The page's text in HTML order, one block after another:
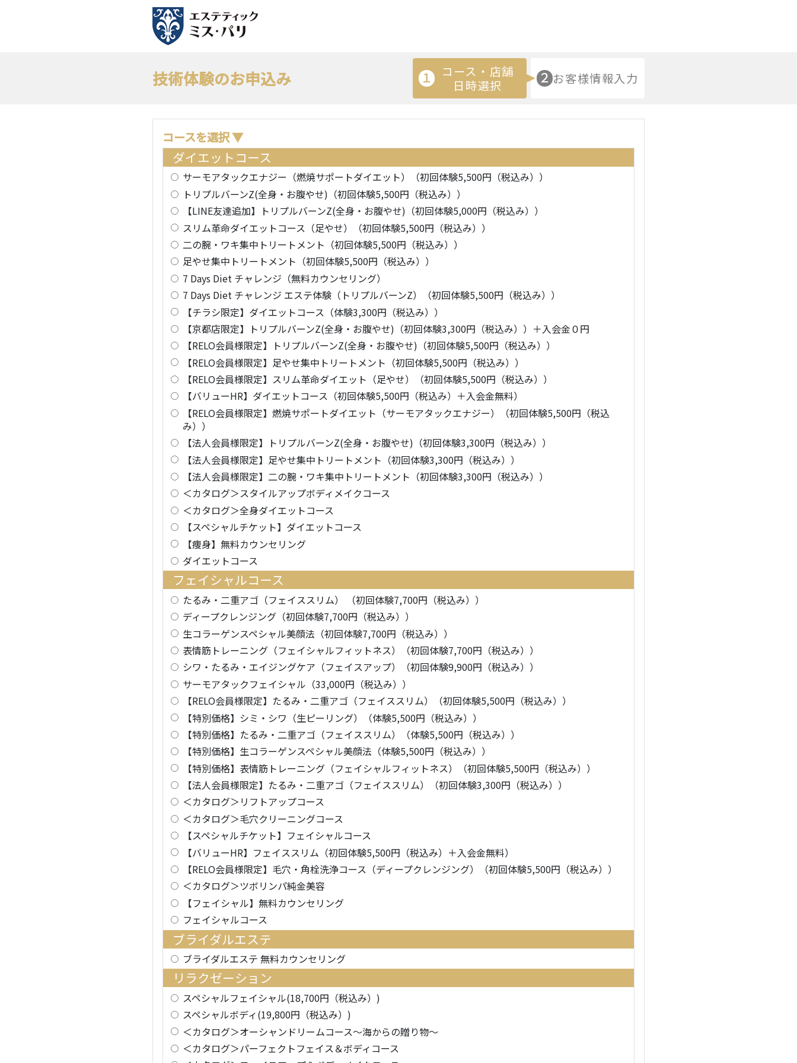
技術体験のお申込み １
コース・店舗
日時選択
２お客様情報入力
コースを選択 ▼
ダイエットコース
サーモアタックエナジー（燃焼サポートダイエット）（初回体験5,500円（税込み））
トリプルバーンZ(全身・お腹やせ)（初回体験5,500円（税込み））
【LINE友達追加】トリプルバーンZ(全身・お腹やせ)（初回体験5,000円（税込み））
スリム革命ダイエットコース（足やせ）（初回体験5,500円（税込み））
二の腕・ワキ集中トリートメント（初回体験5,500円（税込み））
足やせ集中トリートメント（初回体験5,500円（税込み））
7 Days Diet チャレンジ（無料カウンセリング）
7 Days Diet チャレンジ エステ体験（トリプルバーンZ）（初回体験5,500円（税込み））
【チラシ限定】ダイエットコース（体験3,300円（税込み））
【京都店限定】トリプルバーンZ(全身・お腹やせ)（初回体験3,300円（税込み））＋入会金０円
【RELO会員様限定】トリプルバーンZ(全身・お腹やせ)（初回体験5,500円（税込み））
【RELO会員様限定】足やせ集中トリートメント（初回体験5,500円（税込み））
【RELO会員様限定】スリム革命ダイエット（足やせ）（初回体験5,500円（税込み））
【バリューHR】ダイエットコース（初回体験5,500円（税込み）＋入会金無料）
【RELO会員様限定】燃焼サポートダイエット（サーモアタックエナジー）（初回体験5,500円（税込
み））
【法人会員様限定】トリプルバーンZ(全身・お腹やせ)（初回体験3,300円（税込み））
【法人会員様限定】足やせ集中トリートメント（初回体験3,300円（税込み））
【法人会員様限定】二の腕・ワキ集中トリートメント（初回体験3,300円（税込み））
＜カタログ＞スタイルアップボディメイクコース
＜カタログ＞全身ダイエットコース
【スペシャルチケット】ダイエットコース
【痩身】無料カウンセリング
ダイエットコース
フェイシャルコース
たるみ・二重アゴ（フェイススリム） （初回体験7,700円（税込み））
ディープクレンジング（初回体験7,700円（税込み））
生コラーゲンスペシャル美顔法（初回体験7,700円（税込み））
表情筋トレーニング（フェイシャルフィットネス）（初回体験7,700円（税込み））
シワ・たるみ・エイジングケア（フェイスアップ）（初回体験9,900円（税込み））
サーモアタックフェイシャル（33,000円（税込み））
【RELO会員様限定】たるみ・二重アゴ（フェイススリム）（初回体験5,500円（税込み））
【特別価格】シミ・シワ（生ピーリング）（体験5,500円（税込み））
【特別価格】たるみ・二重アゴ（フェイススリム）（体験5,500円（税込み））
【特別価格】生コラーゲンスペシャル美顔法（体験5,500円（税込み））
【特別価格】表情筋トレーニング（フェイシャルフィットネス）（初回体験5,500円（税込み））
【法人会員様限定】たるみ・二重アゴ（フェイススリム）（初回体験3,300円（税込み））
＜カタログ＞リフトアップコース
＜カタログ＞毛穴クリーニングコース
【スペシャルチケット】フェイシャルコース
【バリューHR】フェイススリム（初回体験5,500円（税込み）＋入会金無料）
【RELO会員様限定】毛穴・角栓洗浄コース（ディープクレンジング）（初回体験5,500円（税込み））
＜カタログ＞ツボリンパ純金美容
【フェイシャル】無料カウンセリング
フェイシャルコース
ブライダルエステ
ブライダルエステ 無料カウンセリング
リラクゼーション
スペシャルフェイシャル(18,700円（税込み）)
スペシャルボディ(19,800円（税込み）)
＜カタログ＞オーシャンドリームコース～海からの贈り物～
＜カタログ＞パーフェクトフェイス＆ボディコース